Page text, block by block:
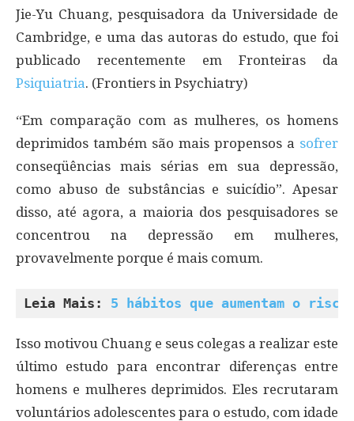
Jie-Yu Chuang, pesquisadora da Universidade de
Cambridge, e uma das autoras do estudo, que foi
publicado recentemente em Fronteiras da
Psiquiatria. (Frontiers in Psychiatry)
“Em comparação com as mulheres, os homens
deprimidos também são mais propensos a sofrer
conseqüências mais sérias em sua depressão,
como abuso de substâncias e suicídio”. Apesar
disso, até agora, a maioria dos pesquisadores se
concentrou na depressão em mulheres,
provavelmente porque é mais comum.
Leia Mais: 5 hábitos que aumentam o risco
Isso motivou Chuang e seus colegas a realizar este
último estudo para encontrar diferenças entre
homens e mulheres deprimidos. Eles recrutaram
voluntários adolescentes para o estudo, com idade